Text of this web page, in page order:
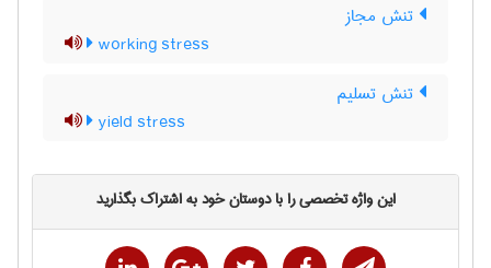
تنش مجاز
working stress
تنش تسلیم
yield stress
این واژه تخصصی را با دوستان خود به اشتراک بگذارید